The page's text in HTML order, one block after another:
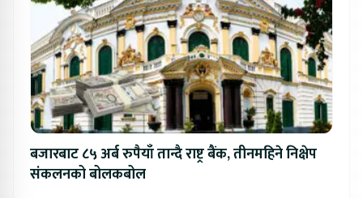
बजारबाट ८५ अर्ब रुपैयाँ तान्दै राष्ट्र बैंक, तीनमहिने निक्षेप
संकलनको बोलकबोल